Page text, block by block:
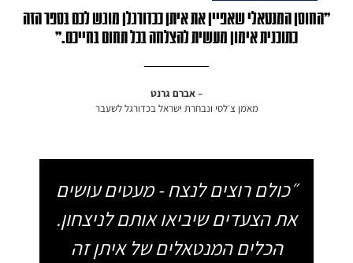
"החוסן המנטאלי שאפיין את איתן ככדורגלן מוגש לכם בספר הזה
כתוכנית אימון מעשית להצלחה בכל תחום בחייכם.״
– אברם גרנט
מאמן צ׳לסי ונבחרת ישראל בכדורגל לשעבר
״כולם רוצים לנצח - מעטים עושים
את הצעדים שיביאו אותם לניצחון.
הכלים המנטאלים של איתן זה